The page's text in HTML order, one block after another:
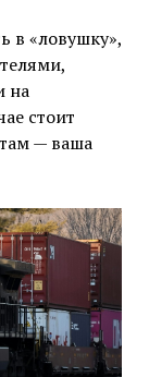
в «ловушку»,
на
стоит
— ваша